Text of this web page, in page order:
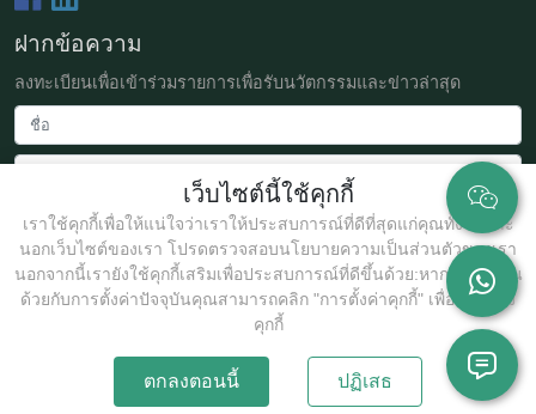
เว็บไซต์นี้ใช้คุกกี้
เราใช้คุกกี้เพื่อให้แน่ใจว่าเราให้ประสบการณ์ที่ดีที่สุดแก่คุณทั้งในและ
นอกเว็บไซต์ของเรา โปรดตรวจสอบนโยบายความเป็นส่วนตัวของเรา
นอกจากนี้เรายังใช้คุกกี้เสริมเพื่อประสบการณ์ที่ดีขึ้นด้วย:หากคุณไม่เห็น
ด้วยกับการตั้งค่าปัจจุบันคุณสามารถคลิก "การตั้งค่าคุกกี้" เพื่อปรับแต่ง
คุกกี้
ตกลงตอนนี้ ปฏิเสธ
ฝากข้อความ
ลงทะเบียนเพื่อเข้าร่วมรายการเพื่อรับนวัตกรรมและข่าวล่าสุด
ลิขสิทธิ์ @2025 Guangzhou JollyWe Biotechnology Co., Ltd